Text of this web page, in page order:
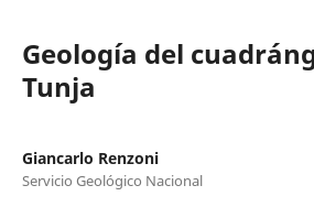
Geología del
Tunja
Giancarlo Renzoni
Servicio Geológico Nacional